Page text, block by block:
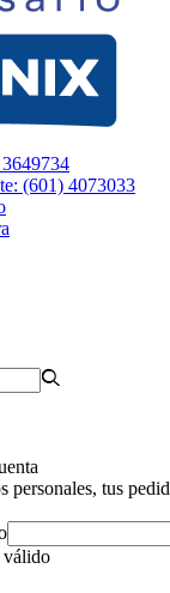
(601) 4073033
personales, tus
válido